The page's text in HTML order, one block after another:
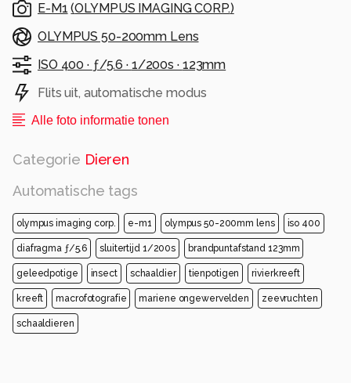
E-M1 (OLYMPUS IMAGING CORP.)
OLYMPUS 50-200mm Lens
ISO 400 · ƒ/5.6 · 1/200s · 123mm
Flits uit, automatische modus
Alle foto informatie tonen
Categorie Dieren
Automatische tags
olympus imaging corp. e-m1 olympus 50-200mm lens iso 400
diafragma ƒ/5.6 sluitertijd 1/200s brandpuntafstand 123mm
geleedpotige insect schaaldier tienpotigen rivierkreeft
kreeft macrofotografie mariene ongewervelden zeevruchten
schaaldieren